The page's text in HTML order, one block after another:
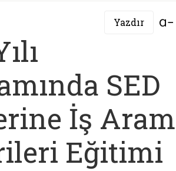
Yazdır
SED
İş
Eğitimi